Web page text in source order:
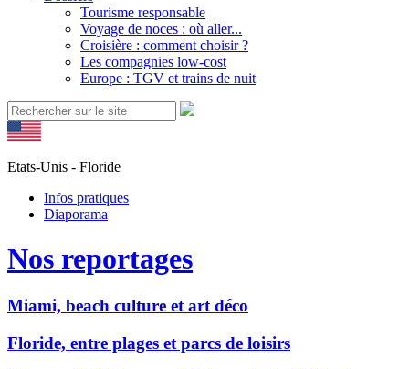
Tourisme responsable
Voyage de noces : où aller...
Croisière : comment choisir ?
Les compagnies low-cost
Europe : TGV et trains de nuit
Etats-Unis - Floride
Infos pratiques
Diaporama
Nos reportages
Miami, beach culture et art déco
Floride, entre plages et parcs de loisirs